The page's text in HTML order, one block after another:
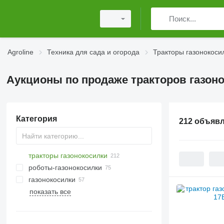
Agroline Техника для сада и огорода Тракторы
Аукционы по продаже тракторов
Категория
тракторы газонокосилки
роботы-газонокосилки
газонокосилки
средства индивидуальной защиты
показать все
212